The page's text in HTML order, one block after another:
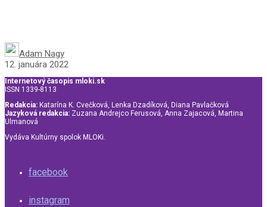
Adam Nagy
12. januára 2022
Internetový časopis mloki.sk
ISSN 1339-8113
Redakcia: Katarína K. Cvečková, Lenka Dzadíková, Diana Pavlačková
Jazyková redakcia: Zuzana Andrejco Ferusová, Anna Zajacová, Martina
Ulmanová
Vydáva Kultúrny spolok MLOKi.
facebook
instagram